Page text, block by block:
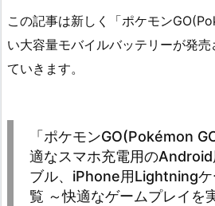
この記事は新しく「ポケモン
い大容量モバイルバッテリーが発
ていきます。
「ポケモンGO(Pokémon
適なスマホ充電用の
ブル、iPhone用Lightningケ
覧 ～快適なゲームプレイを